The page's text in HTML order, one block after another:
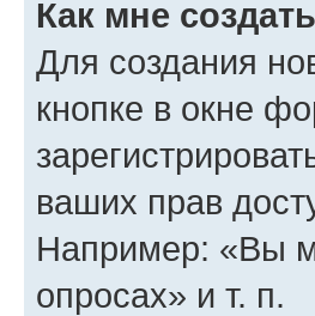
Как мне
Для создания
кнопке в окне
ваших прав
Например: «Вы
опросах» и т. п.